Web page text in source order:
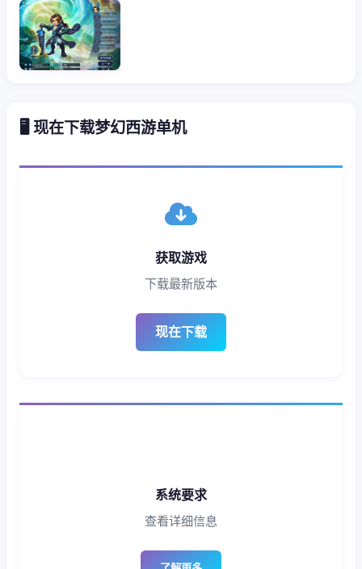
🖥️ 现在下载梦幻西游单机
获取游戏
下载最新版本
现在下载
系统要求
查看详细信息